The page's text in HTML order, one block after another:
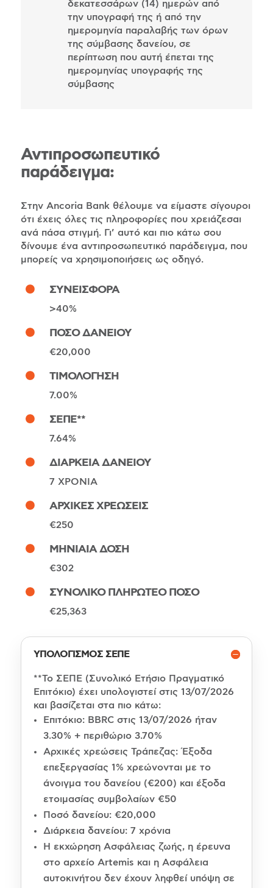
δεκατεσσάρων (14) ημερών από
την υπογραφή της ή από την
ημερομηνία παραλαβής των όρων
της σύμβασης δανείου, σε
περίπτωση που αυτή έπεται της
ημερομηνίας υπογραφής της
σύμβασης
Αντιπροσωπευτικό
παράδειγμα:
Στην Ancoria Bank θέλουμε να είμαστε σίγουροι
ότι έχεις όλες τις πληροφορίες που χρειάζεσαι
ανά πάσα στιγμή. Γι’ αυτό και πιο κάτω σου
δίνουμε ένα αντιπροσωπευτικό παράδειγμα, που
μπορείς να χρησιμοποιήσεις ως οδηγό.
ΣΥΝΕΙΣΦΟΡΑ
>40%
ΠΟΣΟ ΔΑΝΕΙΟΥ
€20,000
ΤΙΜΟΛΟΓΗΣΗ
7.00%
ΣΕΠΕ**
7.64%
ΔΙΑΡΚΕΙΑ ΔΑΝΕΙΟΥ
7 ΧΡΟΝΙΑ
ΑΡΧΙΚΕΣ ΧΡΕΩΣΕΙΣ
€250
ΜΗΝΙΑΙΑ ΔΟΣΗ
€302
ΣΥΝΟΛΙΚΟ ΠΛΗΡΩΤΕΟ ΠΟΣΟ
€25,363
ΥΠΟΛΟΓΙΣΜΟΣ ΣΕΠΕ
**Το ΣΕΠΕ (Συνολικό Ετήσιο Πραγματικό
Επιτόκιο) έχει υπολογιστεί στις 13/07/2026
και βασίζεται στα πιο κάτω:
Επιτόκιο: BBRC στις 13/07/2026 ήταν
3.30% + περιθώριο 3.70%
Αρχικές χρεώσεις Τράπεζας: Έξοδα
επεξεργασίας 1% χρεώνονται με το
άνοιγμα του δανείου (€200) και έξοδα
ετοιμασίας συμβολαίων €50
Ποσό δανείου: €20,000
Διάρκεια δανείου: 7 χρόνια
Η εκχώρηση Ασφάλειας ζωής, η έρευνα
στο αρχείο Artemis και η Ασφάλεια
αυτοκινήτου δεν έχουν ληφθεί υπόψη σε